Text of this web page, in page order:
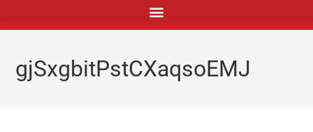
gjSxgbitPstCXaqsoEMJ